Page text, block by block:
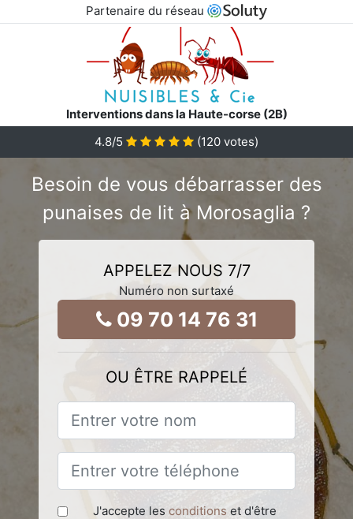
Partenaire du réseau
Interventions dans la Haute-corse (2B)
4.8/5 (120 votes)
Besoin de vous débarrasser des
punaises de lit à Morosaglia ?
APPELEZ NOUS 7/7
Numéro non surtaxé
09 70 14 76 31
OU ÊTRE RAPPELÉ
J'accepte les conditions et d'être